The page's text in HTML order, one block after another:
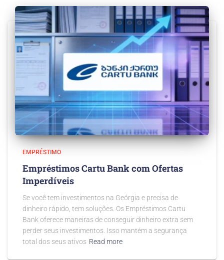
EMPRÉSTIMO
Empréstimos Cartu Bank com Ofertas
Imperdíveis
Se você tem investimentos na Geórgia e precisa de
dinheiro rápido, tem soluções. Os Empréstimos Cartu
Bank oferece maneiras de conseguir dinheiro extra sem
perder seus investimentos. Isso mantém a segurança
total dos seus ativos Read more